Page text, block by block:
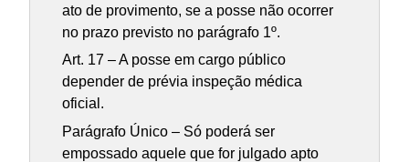
ato de provimento, se a posse não ocorrer
no prazo previsto no parágrafo 1º.
Art. 17 – A posse em cargo público
depender de prévia inspeção médica
oficial.
Parágrafo Único – Só poderá ser
empossado aquele que for julgado apto